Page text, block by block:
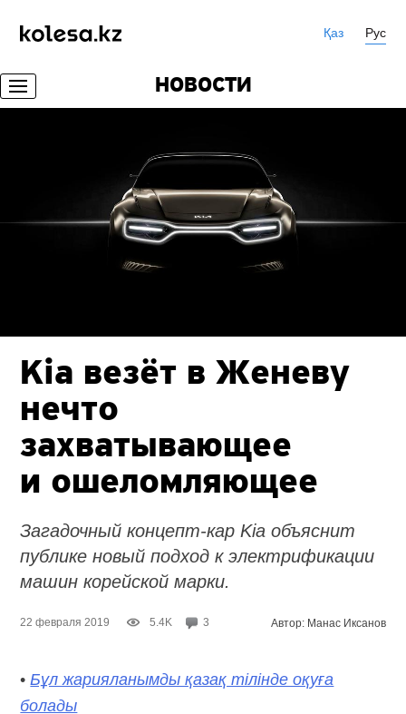
Қаз Рус
НОВОСТИ
Kia везёт в Женеву
нечто
захватывающее
и ошеломляющее
Загадочный концепт-кар Kia объяснит
публике новый подход к электрификации
машин корейской марки.
22 февраля 2019 5.4K 3 Автор: Манас Иксанов
•Бұл жарияланымды қазақ тілінде оқуға
болады